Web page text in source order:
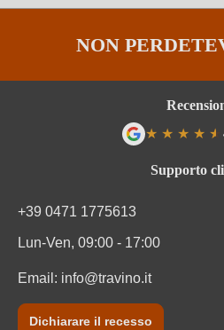
NON
Supporto
+39 0471 1775613
Lun-Ven, 09:00 - 17:00
Email: info@travino.it
Dichiarare il recesso
★ ★ ★ ★ ★
★